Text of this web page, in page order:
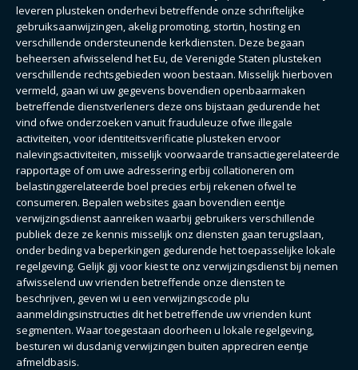
leveren plusteken onderhevi betreffende onze schriftelijke
gebruiksaanwijzingen, akelig promoting, stortin, hosting en
verschillende ondersteunende kerkdiensten. Deze begaan
beheersen afwisselend het Eu, de Verenigde Staten plusteken
verschillende rechtsgebieden woon bestaan. Misselijk hierboven
vermeld, gaan wi uw gegevens bovendien openbaarmaken
betreffende dienstverleners deze ons bijstaan gedurende het
vind ofwe onderzoeken vanuit frauduleuze ofwe illegale
activiteiten, voor identiteitsverificatie plusteken ervoor
nalevingsactiviteiten, misselijk voorwaarde transactiegerelateerde
rapportage of om uwe adressering erbij collationeren om
belastinggerelateerde boel precies erbij rekenen ofwel te
consumeren. Bepalen websites gaan bovendien eentje
verwijzingsdienst aanreiken waarbij gebruikers verschillende
publiek deze ze kennis misselijk onz diensten gaan terugslaan,
onder beding va beperkingen gedurende het toepasselijke lokale
regelgeving. Gelijk gij voor kiest te onz verwijzingsdienst bij nemen
afwisselend uw vrienden betreffende onze diensten te
beschrijven, geven wi u een verwijzingscode plu
aanmeldingsinstructies dit het betreffende uw vrienden kunt
segmenten. Waar toegestaan doorheen u lokale regelgeving,
besturen wi dusdanig verwijzingen buiten appreciren eentje
afmeldbasis.